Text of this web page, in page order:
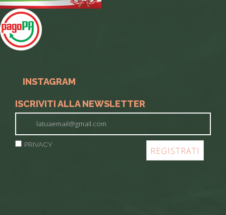
INSTAGRAM
ISCRIVITI ALLA NEWSLETTER
PRIVACY